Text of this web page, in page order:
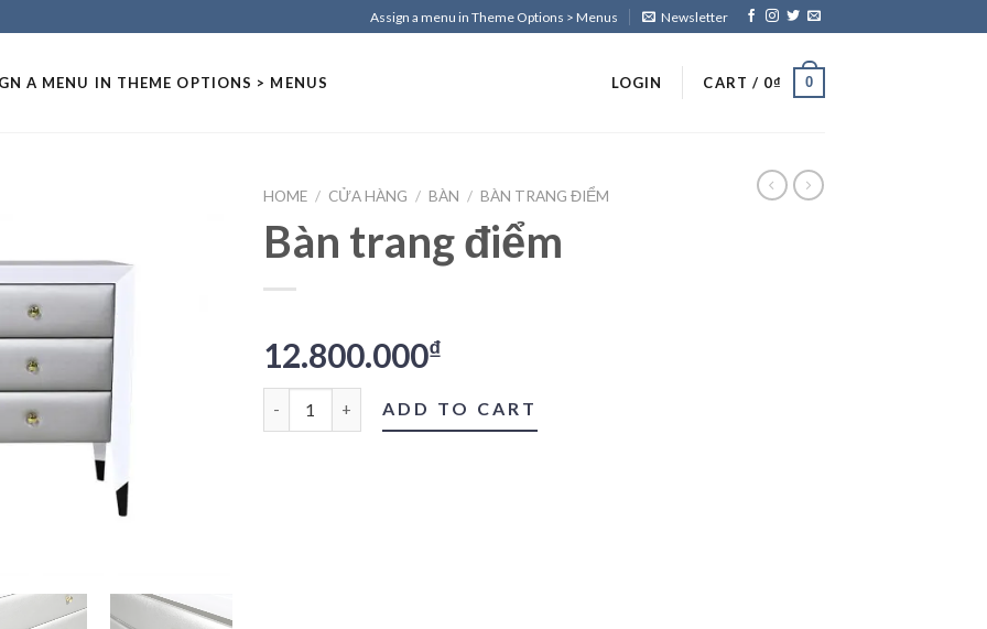
Assign a menu in Theme Options > Menus Newsletter
A MENU IN THEME OPTIONS > MENUS LOGIN CART / 0₫ 0
HOME / CỬA HÀNG / BÀN / BÀN TRANG ĐIỂM
Bàn trang điểm
12.800.000₫
Bàn trang điểm quantityADD TO CART